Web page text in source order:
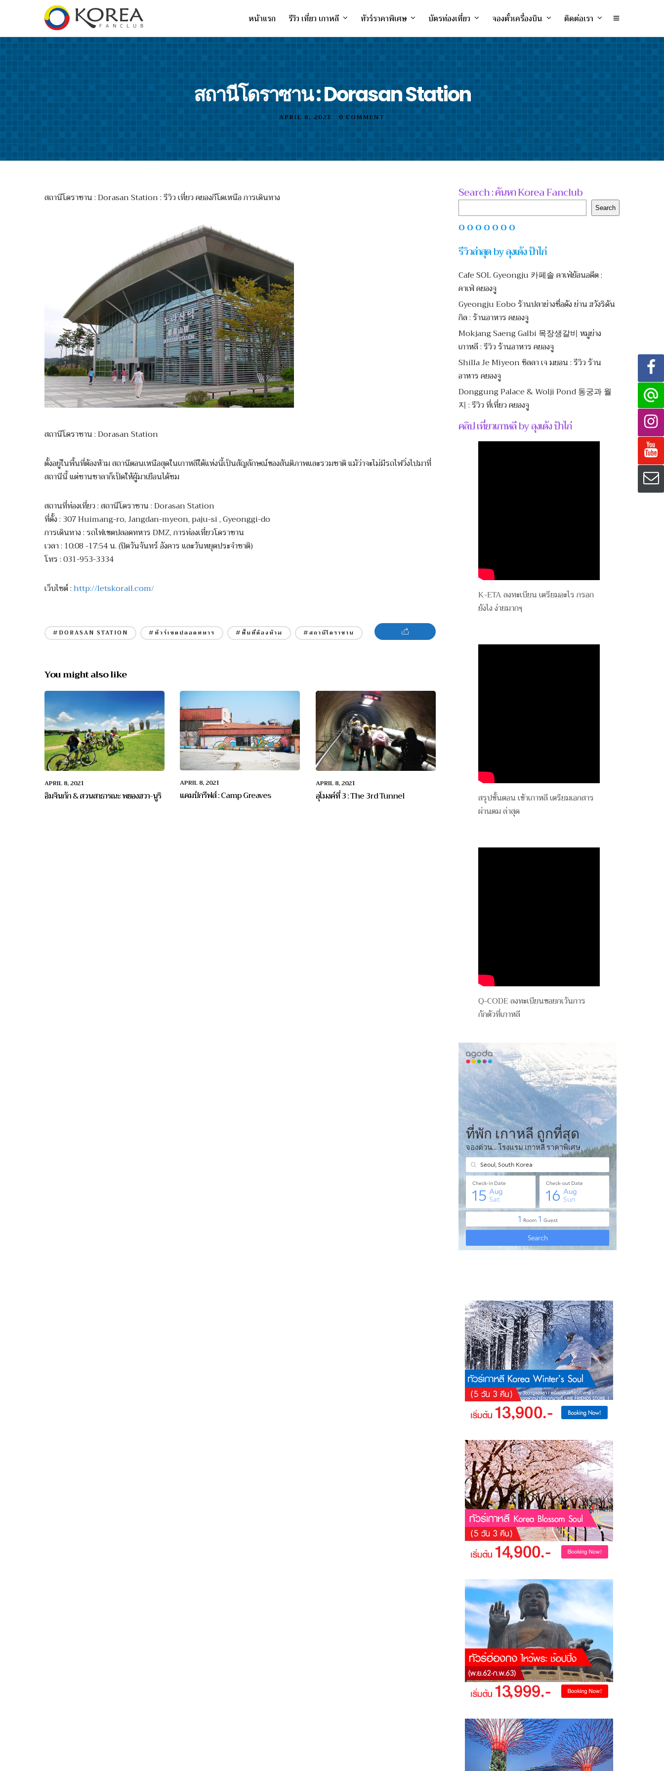
หน้าแรก รีวิว เที่ยว เกาหลี ทัวร์ราคาพิเศษ บัตรท่องเที่ยว จองตั๋วเครื่องบิน ติดต่อเรา
สถานีโดราซาน : Dorasan Station
APRIL 8, 2021 • 0 COMMENT
สถานีโดราซาน : Dorasan Station : รีวิว เที่ยว คยองกีโดเหนือ การเดินทาง
สถานีโดราซาน : Dorasan Station
ตั้งอยู่ในพื้นที่ต้องห้าม สถานีตอนเหนือสุดในเกาหลีใต้แห่งนี้เป็นสัญลักษณ์ของสันติภาพและรวมชาติ แม้ว่าจะไม่มีรถไฟวิ่งไปมาที่
สถานีนี้ แต่ชานชาลาก็เป็ดให้ผู้มาเยือนได้ชม
สถานที่ท่องเที่ยว : สถานีโดราซาน : Dorasan Station
ที่ตั้ง : 307 Huimang-ro, Jangdan-myeon, paju-si , Gyeonggi-do
การเดินทาง : รถไฟเขตปลอดทหาร DMZ, การท่องเที่ยวโดราซาน
เวลา : 10:08 -17:54 น. (ปิดวันจันทร์ อังคาร และวันหยุดประจำชาติ)
โทร : 031-953-3334
เว็บไซต์ :http://letskorail.com/
#DORASAN STATION #ทัวร์เขตปลอดทหาร #พื้นที่ต้องห้าม #สถานีโดราซาน
You might also like
APRIL 8, 2021
อิมจินกัก & สวนสาธารณะ พยองฮวา-นูริ
APRIL 8, 2021
แคมป์กรีฟส์ : Camp Greaves
APRIL 8, 2021
อุโมงค์ที่ 3 : The 3rd Tunnel
Search : ค้นหา Korea Fanclub
Search
O O O O O O O
รีวิวล่าสุด by ลุงเด้ง ป้าไก่
Cafe SOL Gyeongju 카페솔 คาเฟ่ย้อนอดีต :
คาเฟ่ คยองจู
Gyeongju Eobo ร้านปลาย่างชื่อดัง ย่าน ฮวังริดัน
กิล : ร้านอาหาร คยองจู
Mokjang Saeng Galbi 목장생갈비 หมูย่าง
เกาหลี : รีวิว ร้านอาหาร คยองจู
Shilla Je Miyeon ชิลลา เจ มยอน : รีวิว ร้าน
อาหาร คยองจู
Donggung Palace & Wolji Pond 동궁과 월
지 : รีวิว ที่เที่ยว คยองจู
คลิป เที่ยวเกาหลี by ลุงเด้ง ป้าไก่
K-ETA ลงทะเบียน เตรียมอะไร กรอก
ยังไง ง่ายมากๆ
สรุปขั้นตอน เข้าเกาหลี เตรียมเอกสาร
ผ่านตม ล่าสุด
Q-CODE ลงทะเบียนขอยกเว้นการ
กักตัวที่เกาหลี